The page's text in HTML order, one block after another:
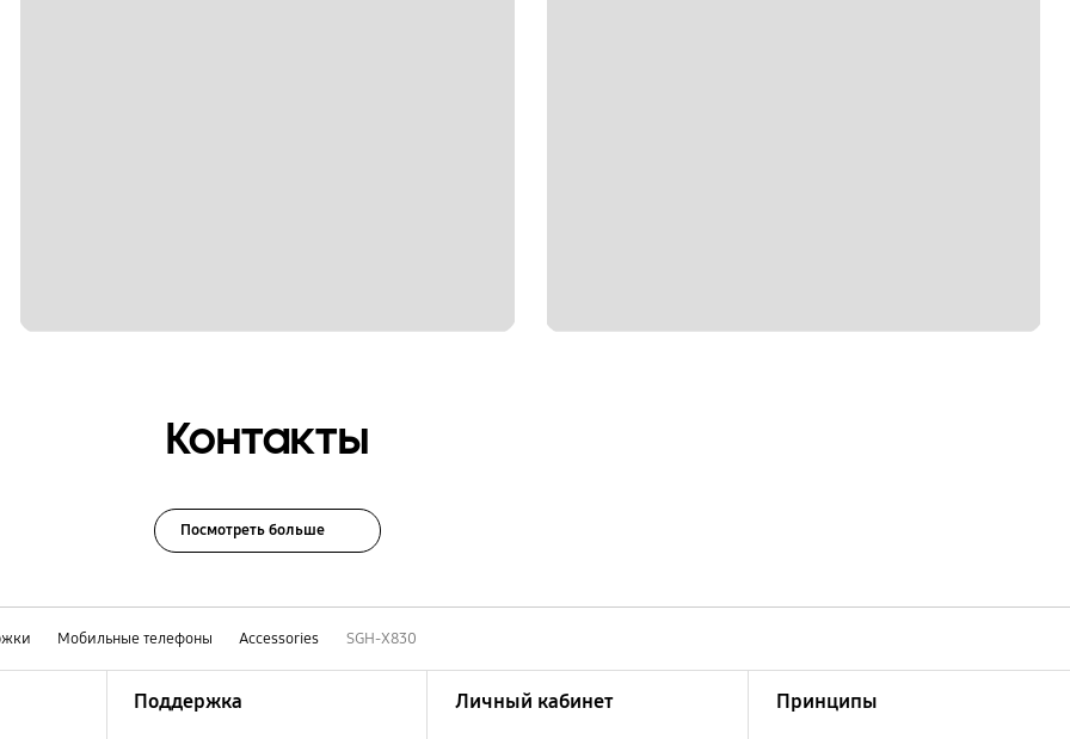
Контакты
Посмотреть больше
Мобильные телефоны Accessories SGH-X830
Поддержка Личный кабинет Принципы